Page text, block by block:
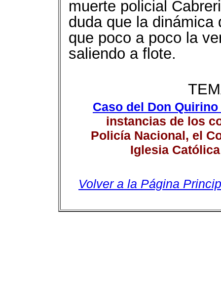
muerte policial
duda que la
que poco a poco la
saliendo a flote.
Caso del Don
instancias de los
Policía Nacional, el
Iglesia
Volver a la Página